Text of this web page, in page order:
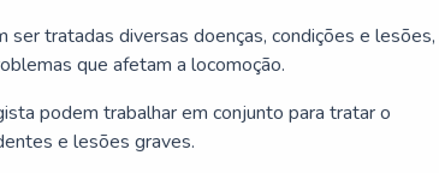
tratadas diversas doenças, condições e lesões,
que afetam a locomoção.
podem trabalhar em conjunto para tratar o
e lesões graves.